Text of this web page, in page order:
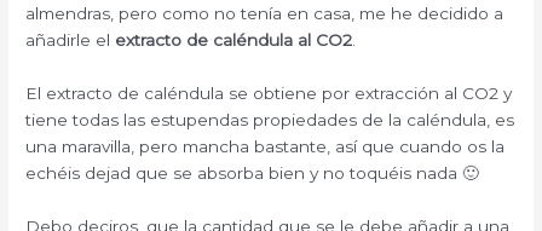
almendras, pero como no tenía en casa, me he decidido a
añadirle el extracto de caléndula al CO2.
El extracto de caléndula se obtiene por extracción al CO2 y
tiene todas las estupendas propiedades de la caléndula, es
una maravilla, pero mancha bastante, así que cuando os la
echéis dejad que se absorba bien y no toquéis nada 🙂
Debo deciros, que la cantidad que se le debe añadir a una